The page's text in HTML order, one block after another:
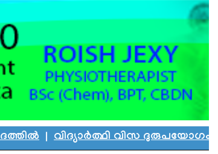
വിദ്യാർത്ഥി വിസ ദുരുപയോഗം ചെയ്ത്